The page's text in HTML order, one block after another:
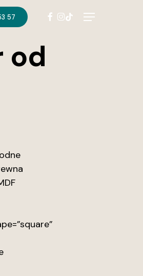
57 Menu
FACEBOOK
INSTAGRAM
TIKTOK
od